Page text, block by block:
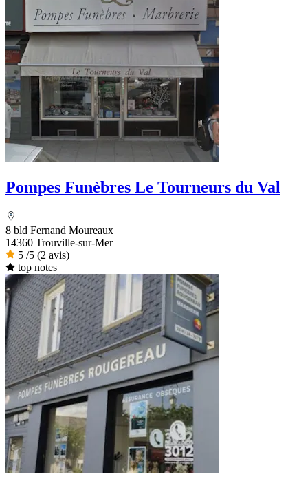
Pompes Funèbres Le Tourneurs du Val
8 bld Fernand Moureaux
14360 Trouville-sur-Mer
5 /5 (2 avis)
top notes